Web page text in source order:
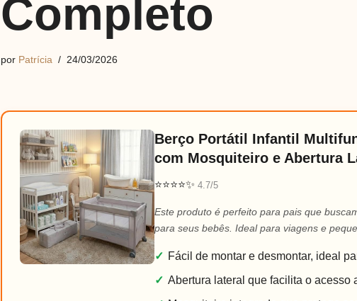
Completo
por Patrícia 24/03/2026
Berço Portátil Infantil
com Mosquiteiro e Abertura
⭐⭐⭐⭐✨4.7/5
Este produto é perfeito para pais que
para seus bebês. Ideal para viagens e
✓ Fácil de montar e desmontar, ideal
✓ Abertura lateral que facilita o acesso